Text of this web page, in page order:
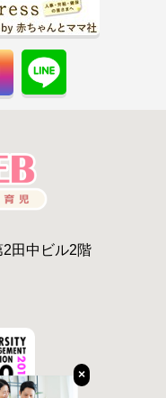
×
田中ビル2階